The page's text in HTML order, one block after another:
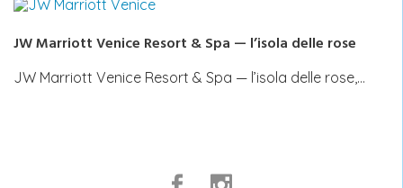
JW Marriott Venice Resort & Spa — l’isola delle rose
JW Marriott Venice Resort & Spa — l’isola delle rose,…